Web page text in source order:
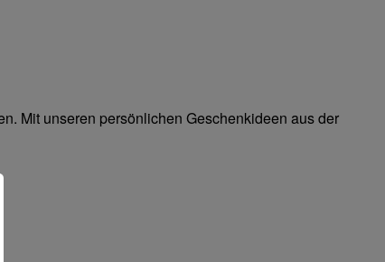
Mit unseren persönlichen Geschenkideen aus der